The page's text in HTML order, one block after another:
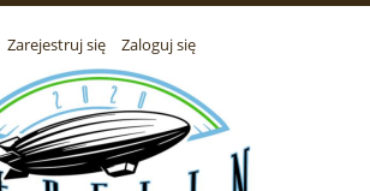
Zarejestruj się Zaloguj się